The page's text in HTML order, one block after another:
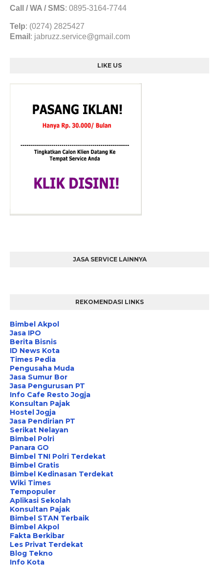
Call / WA / SMS: 0895-3164-7744
Telp: (0274) 2825427
Email : jabruzz.service@gmail.com
LIKE US
JASA SERVICE LAINNYA
REKOMENDASI LINKS
Bimbel Akpol
Jasa IPO
Berita Bisnis
ID News Kota
Times Pedia
Pengusaha Muda
Jasa Sumur Bor
Jasa Pengurusan PT
Info Cafe Resto Jogja
Konsultan Pajak
Hostel Jogja
Jasa Pendirian PT
Serikat Nelayan
Bimbel Polri
Panara GO
Bimbel TNI Polri Terdekat
Bimbel Gratis
Bimbel Kedinasan Terdekat
Wiki Times
Tempopuler
Aplikasi Sekolah
Konsultan Pajak
Bimbel STAN Terbaik
Bimbel Akpol
Fakta Berkibar
Les Privat Terdekat
Blog Tekno
Info Kota